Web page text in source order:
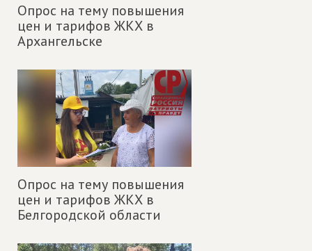
Опрос на тему повышения
цен и тарифов ЖКХ в
Архангельске
Опрос на тему повышения
цен и тарифов ЖКХ в
Белгородской области